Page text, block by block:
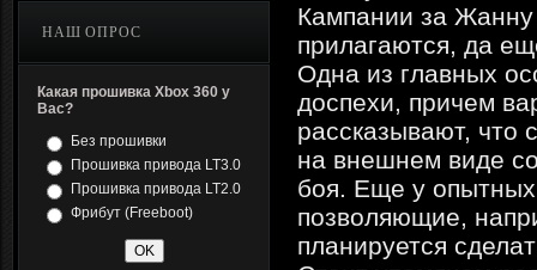
НАШ ОПРОС
Какая прошивка Xbox 360 у
Вас?
Без прошивки
Прошивка привода LT3.0
Прошивка привода LT2.0
Фрибут (Freeboot)
Кампании за Жанну
прилагаются, да
Одна из главных
доспехи, причем
рассказывают, что
на внешнем виде
боя. Еще у
позволяющие,
планируется